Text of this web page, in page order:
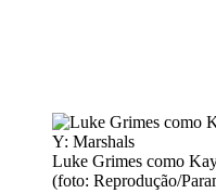
Luke Grimes como
(foto: Reprodução/